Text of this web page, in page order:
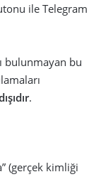
ile Telegram
bulunmayan bu
.
(gerçek kimliği